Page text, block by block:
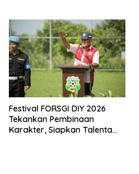
Festival FORSGI DIY 2026
Tekankan Pembinaan
Karakter, Siapkan Talenta